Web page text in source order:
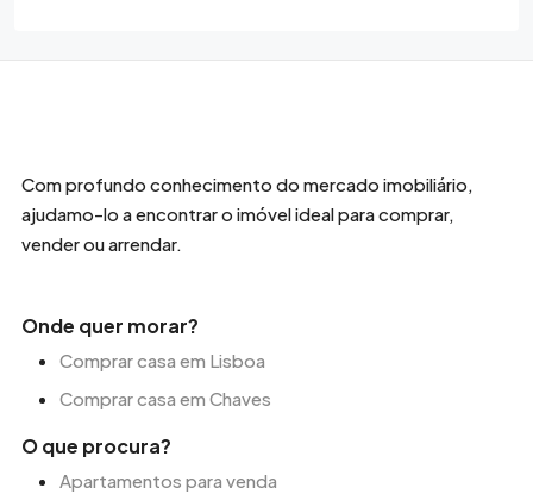
Com profundo conhecimento do mercado imobiliário,
ajudamo-lo a encontrar o imóvel ideal para comprar,
vender ou arrendar.
Onde quer morar?
Comprar casa em Lisboa
Comprar casa em Chaves
O que procura?
Apartamentos para venda